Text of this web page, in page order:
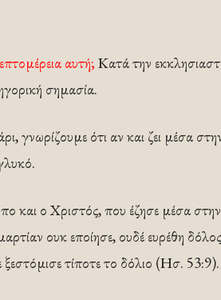
αυτή; Κατά την
σημασία.
γνωρίζουμε ότι αν και ζει μέσα
και ο Χριστός, που έζησε μέσα
ουκ εποίησε, ουδέ ευρέθη
τίποτε το δόλιο (Ησ. 53:9).